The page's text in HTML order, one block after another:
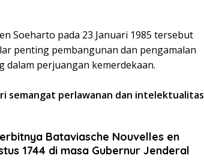
Soeharto pada 23 Januari 1985 tersebut
penting pembangunan dan pengamalan
dalam perjuangan kemerdekaan.
semangat perlawanan dan intelektualitas
Bataviasche Nouvelles en
1744 di masa Gubernur Jenderal